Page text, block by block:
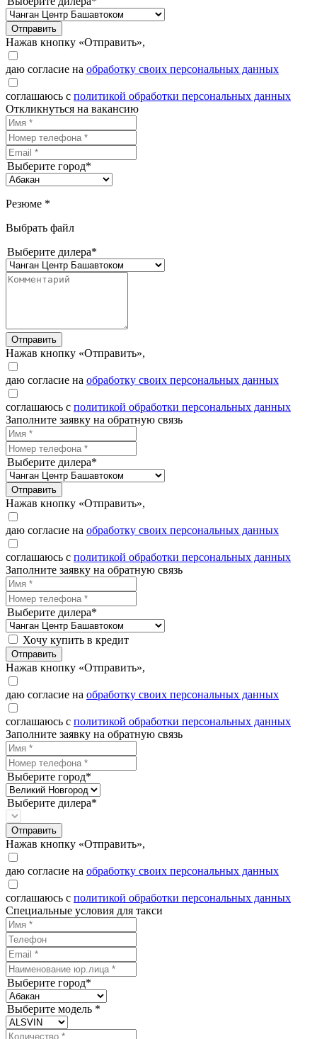
Отправить
Нажав кнопку «Отправить»,
даю согласие на обработку своих персональных данных
соглашаюсь с политикой обработки персональных данных
Откликнуться на вакансию
Выберите город*
Резюме *
Выбрать файл
Выберите дилера*
Отправить
Нажав кнопку «Отправить»,
даю согласие на обработку своих персональных данных
соглашаюсь с политикой обработки персональных данных
Заполните заявку на обратную связь
Выберите дилера*
Отправить
Нажав кнопку «Отправить»,
даю согласие на обработку своих персональных данных
соглашаюсь с политикой обработки персональных данных
Заполните заявку на обратную связь
Выберите дилера*
Хочу купить в кредит
Отправить
Нажав кнопку «Отправить»,
даю согласие на обработку своих персональных данных
соглашаюсь с политикой обработки персональных данных
Заполните заявку на обратную связь
Выберите город*
Выберите дилера*
Отправить
Нажав кнопку «Отправить»,
даю согласие на обработку своих персональных данных
соглашаюсь с политикой обработки персональных данных
Специальные условия для такси
Выберите город*
Выберите модель *